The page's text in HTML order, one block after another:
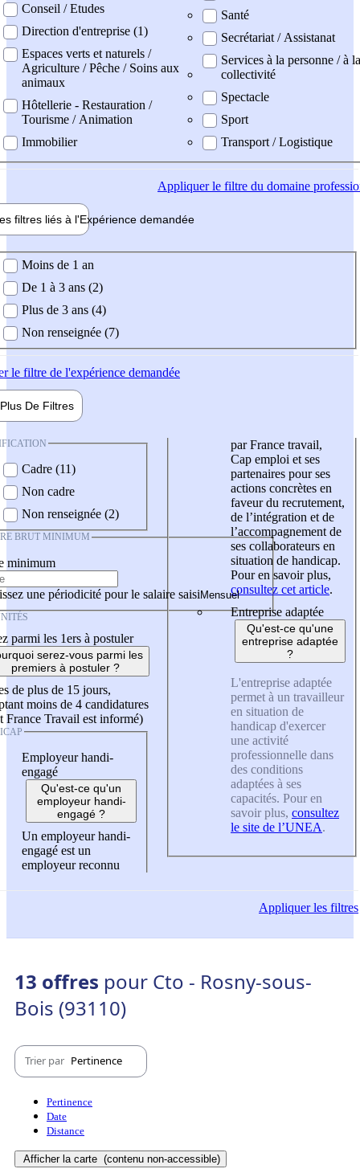
Conseil / Etudes
Direction d'entreprise (1)
Espaces verts et naturels /
Agriculture / Pêche / Soins aux
animaux
Hôtellerie - Restauration /
Tourisme / Animation
Immobilier
Santé
Secrétariat / Assistanat
Services à la personne / à la
collectivité
Spectacle
Sport
Transport / Logistique
Appliquerle filtre du domaine
filtres liés à l'Expérience demandée
demandée
Moins de 1 an
De 1 à 3 ans (2)
Plus de 3 ans (4)
Non renseignée (7)
le filtre de l'expérience demandée
Plus De Filtres
Cadre (11)
Non cadre
Non renseignée (2)
BRUT MINIMUM
minimum
une périodicité pour le salaire saisi
parmi les 1ers à postuler
serez-vous parmi les
premiers à postuler ?
de plus de 15 jours,
moins de 4 candidatures
France Travail est informé)
Employeur handi-
engagé
Qu'est-ce qu'un
employeur handi-
engagé ?
Un employeur handi-
engagé est un
employeur reconnu
par France travail,
Cap emploi et ses
partenaires pour ses
actions concrètes en
faveur du recrutement,
de l’intégration et de
l’accompagnement de
ses collaborateurs en
situation de handicap.
Pour en savoir plus,
consultez cet article.
Entreprise adaptée
Qu'est-ce qu'une
entreprise adaptée
?
L'entreprise adaptée
permet à un travailleur
en situation de
handicap d'exercer
une activité
professionnelle dans
des conditions
adaptées à ses
capacités. Pour en
savoir plus, consultez
le site de l’UNEA.
Appliquerles filtres
13 offres pour Cto - Rosny-sous-
Bois (93110)
Trier par Pertinence
Pertinence
Date
Distance
Afficher la carte (contenu non-accessible)